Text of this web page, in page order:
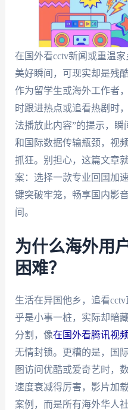
在国外看cctv新闻或重温
美好瞬间，可现实却是残
作为留学生或海外工作者
时跟进热点或追看热剧时
法播放此内容”的提示，
和国际数据传输瓶颈，视
抓狂。别担心，这篇文章
案：选择一款专业回国加
键突破牢笼，畅享国内影
间。
为什么海外用
困难？
生活在异国他乡，追看
乎是小事一桩，实际却暗
分割，像在国外看腾讯视
无情封锁。更糟的是，国
图访问优酷或爱奇艺时，
速度衰减得厉害，影片加
案例，而是所有海外华人